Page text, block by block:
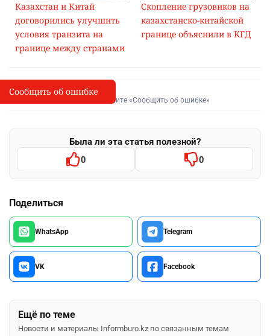
Казахстан и Китай
договорились улучшить
условия транзита на
границе между странами
Скопление грузовиков на
казахстанско-китайской
границе объяснили в КГД
I
Сообщить об опечатке
Выделите фрагмент и нажмите «Сообщить об ошибке»
Была ли эта статья полезной?
0 0
Поделиться
WhatsApp Telegram
VK Facebook
Ещё по теме
Новости и материалы Informburo.kz по связанным темам
Сообщить об ошибке